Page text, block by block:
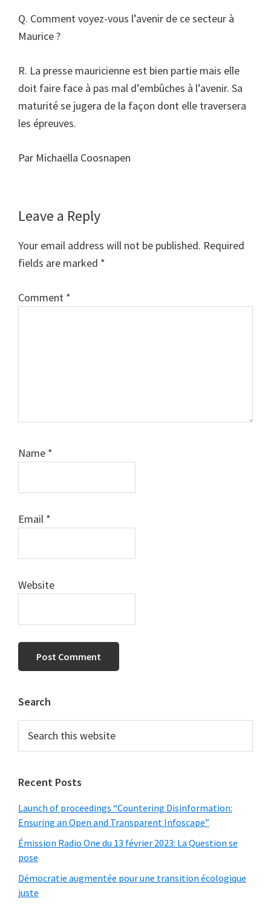
Q. Comment voyez-vous l’avenir de ce secteur à
Maurice ?
R. La presse mauricienne est bien partie mais elle
doit faire face à pas mal d’embûches à l’avenir. Sa
maturité se jugera de la façon dont elle traversera
les épreuves.
Par Michaëlla Coosnapen
Reader
Interactions
Leave a Reply
Your email address will not be published. Required
fields are marked *
Comment *
Name *
Email *
Website
Primary
Sidebar
Search
this
Recent Posts
Launch of proceedings “Countering Disinformation:
Ensuring an Open and Transparent Infoscape”
Émission Radio One du 13 février 2023: La Question se
pose
Démocratie augmentée pour une transition écologique
juste